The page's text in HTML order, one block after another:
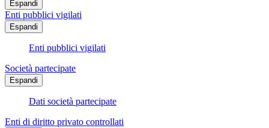
Espandi
Enti pubblici vigilati
Espandi
Enti pubblici vigilati
Società partecipate
Espandi
Dati società partecipate
Enti di diritto privato controllati